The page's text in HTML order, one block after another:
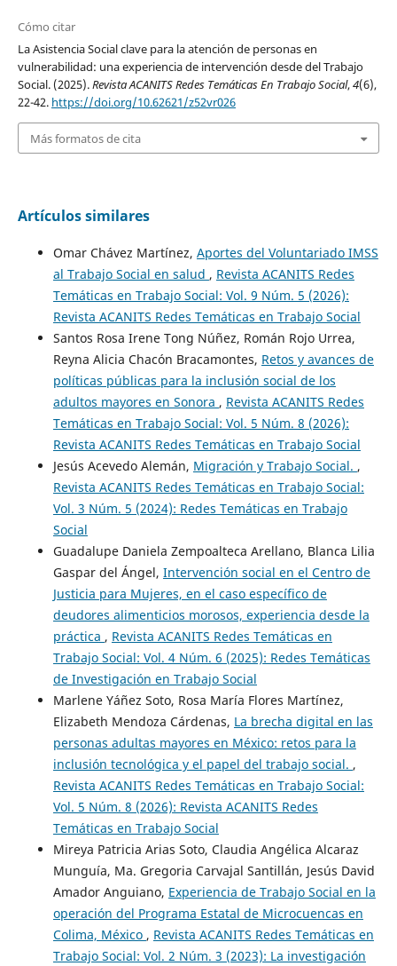
Cómo citar
La Asistencia Social clave para la atención de personas en
vulnerabilidad: una experiencia de intervención desde del Trabajo
Social. (2025).Revista ACANITS Redes Temáticas En Trabajo Social,4(6),
22-42. https://doi.org/10.62621/z52vr026
Más formatos de cita
Artículos similares
Omar Chávez Martínez, Aportes del Voluntariado IMSS
al Trabajo Social en salud , Revista ACANITS Redes
Temáticas en Trabajo Social: Vol. 9 Núm. 5 (2026):
Revista ACANITS Redes Temáticas en Trabajo Social
Santos Rosa Irene Tong Núñez, Román Rojo Urrea,
Reyna Alicia Chacón Bracamontes, Retos y avances de
políticas públicas para la inclusión social de los
adultos mayores en Sonora , Revista ACANITS Redes
Temáticas en Trabajo Social: Vol. 5 Núm. 8 (2026):
Revista ACANITS Redes Temáticas en Trabajo Social
Jesús Acevedo Alemán, Migración y Trabajo Social. ,
Revista ACANITS Redes Temáticas en Trabajo Social:
Vol. 3 Núm. 5 (2024): Redes Temáticas en Trabajo
Social
Guadalupe Daniela Zempoalteca Arellano, Blanca Lilia
Gaspar del Ángel, Intervención social en el Centro de
Justicia para Mujeres, en el caso específico de
deudores alimenticios morosos, experiencia desde la
práctica , Revista ACANITS Redes Temáticas en
Trabajo Social: Vol. 4 Núm. 6 (2025): Redes Temáticas
de Investigación en Trabajo Social
Marlene Yáñez Soto, Rosa María Flores Martínez,
Elizabeth Mendoza Cárdenas, La brecha digital en las
personas adultas mayores en México: retos para la
inclusión tecnológica y el papel del trabajo social. ,
Revista ACANITS Redes Temáticas en Trabajo Social:
Vol. 5 Núm. 8 (2026): Revista ACANITS Redes
Temáticas en Trabajo Social
Mireya Patricia Arias Soto, Claudia Angélica Alcaraz
Munguía, Ma. Gregoria Carvajal Santillán, Jesús David
Amador Anguiano, Experiencia de Trabajo Social en la
operación del Programa Estatal de Microcuencas en
Colima, México , Revista ACANITS Redes Temáticas en
Trabajo Social: Vol. 2 Núm. 3 (2023): La investigación